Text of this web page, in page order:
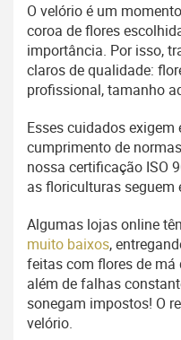
O velório é um
coroa de flores
importância. Por isso,
claros de qualidade:
profissional, tamanho
Esses cuidados
cumprimento de
nossa certificação ISO
as floriculturas seguem
Algumas lojas online
muito baixos,
feitas com flores de
além de falhas
sonegam impostos! O
velório.